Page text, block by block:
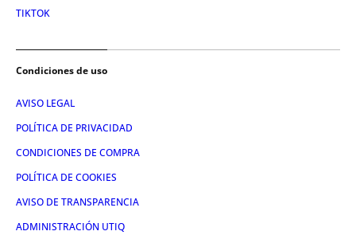
TIKTOK
Condiciones de uso
AVISO LEGAL
POLÍTICA DE PRIVACIDAD
CONDICIONES DE COMPRA
POLÍTICA DE COOKIES
AVISO DE TRANSPARENCIA
ADMINISTRACIÓN UTIQ